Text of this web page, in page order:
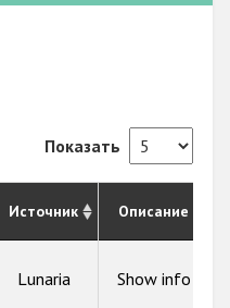
Показать
Источник Описание
Lunaria Show info